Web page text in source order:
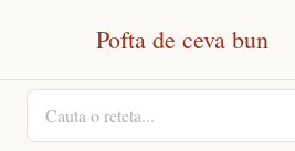
Pofta de ceva bun
CAUTA O RETETA